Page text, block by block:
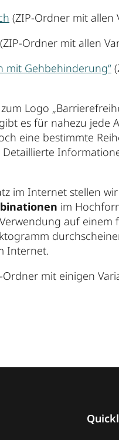
(ZIP-Ordner mit allen
(ZIP-Ordner mit allen
mit Gehbehinderung“
Logo
es für nahezu jede
eine bestimmte
im Internet stellen
im
auf
Internet.
Ordner mit einigen